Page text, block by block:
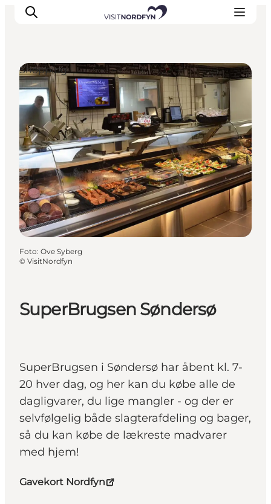
Oplev
Det sker
Spis og drik
Overnatning
Book oplevelser
For børn
SuperBrugsen Søndersø
SuperBrugsen i Søndersø har åbent kl. 7-
20 hver dag, og her kan du købe alle de
dagligvarer, du lige mangler - og der er
selvfølgelig både slagterafdeling og bager,
så du kan købe de lækreste madvarer
med hjem!
Gavekort Nordfyn
Shopping
Foto: Ove Syberg
© VisitNordfyn